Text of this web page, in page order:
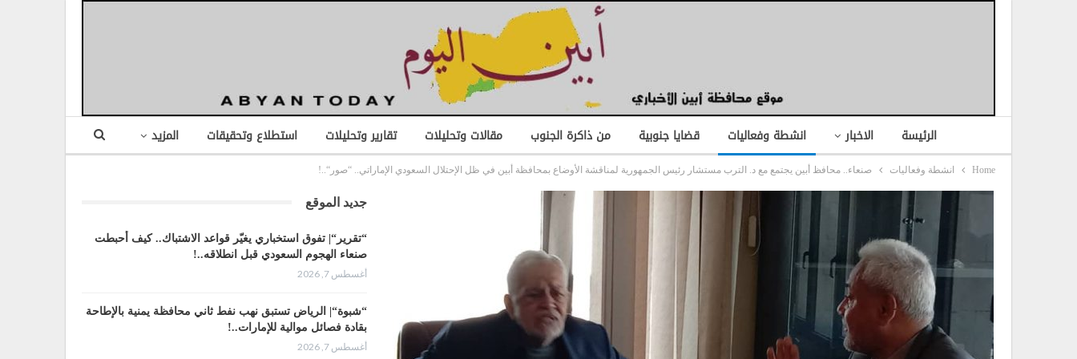
الرئيسة الاخبار انشطة وفعاليات قضايا جنوبية من ذاكرة الجنوب مقالات وتحليلات تقارير وتحليلات استطلاع وتحقيقات المزيد
Home انشطة وفعاليات صنعاء.. محافظ أبين يجتمع مع د. الترب مستشار رئيس الجمهورية لمناقشة الأوضاع بمحافظة أبين في ظل الإحتلال السعودي الإماراتي.. “صور“..!
جديد الموقع
“تقرير“| تفوق استخباري يغيّر قواعد الاشتباك.. كيف أحبطت
صنعاء الهجوم السعودي قبل انطلاقه..!
أغسطس 7, 2026
“شبوة“| الرياض تستبق نهب نفط ثاني محافظة يمنية بالإطاحة
بقادة فصائل موالية للإمارات..!
أغسطس 7, 2026